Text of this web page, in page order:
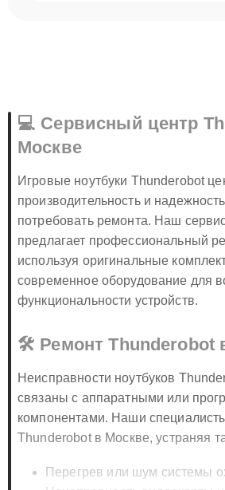
💻 Сервисный центр
Москве
Игровые ноутбуки Thunderobot
производительность и
потребовать ремонта. Наш
предлагает профессиональный
используя оригинальные
современное оборудование для
функциональности устройств.
🛠️ Ремонт Thunderobot
Неисправности ноутбуков
связаны с аппаратными или
компонентами. Наши
Thunderobot в Москве, устраняя
Перегрев или шум системы